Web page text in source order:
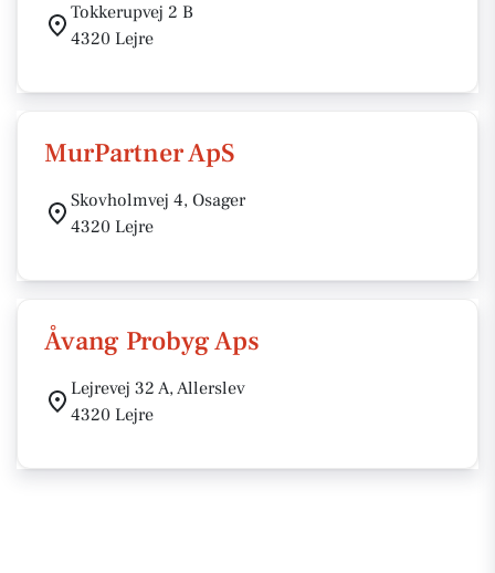
Tokkerupvej 2 B
4320 Lejre
MurPartner ApS
Skovholmvej 4, Osager
4320 Lejre
Åvang Probyg Aps
Lejrevej 32 A, Allerslev
4320 Lejre